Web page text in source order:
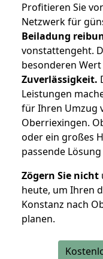
Profitieren Sie
Netzwerk für
Beiladung
vonstattengeht.
besonderen
Zuverlässigkeit.
Leistungen
für Ihren Umzug
Oberriexingen.
oder ein großes
passende
Zögern Sie nicht
heute, um Ihren
Konstanz nach
planen.